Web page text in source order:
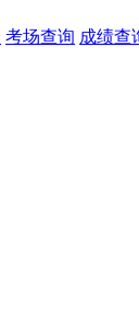
考场查询 成绩查